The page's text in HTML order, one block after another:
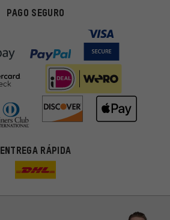
PAGO SEGURO
ENTREGA RÁPIDA